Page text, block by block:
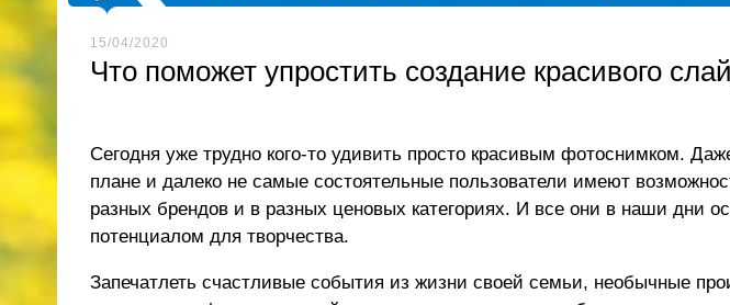
15/04/2020
Что поможет упростить создание красивого
Сегодня уже трудно кого-то удивить просто красивым фотоснимком.
плане и далеко не самые состоятельные пользователи имеют
разных брендов и в разных ценовых категориях. И все они в наши дни
потенциалом для творчества.
Запечатлеть счастливые события из жизни своей семьи, необычные